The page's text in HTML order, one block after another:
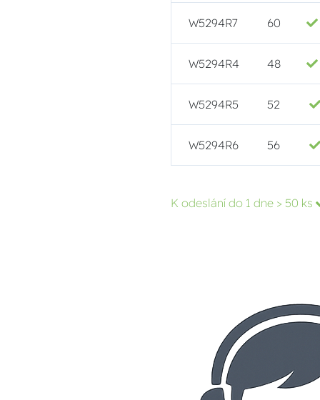
W5294R7 60
W5294R4 48
W5294R5 52
W5294R6 56
K odeslání do 1 dne > 50 ks